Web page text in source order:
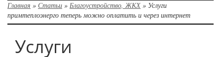
Главная » Статьи » Благоустройство, ЖКХ » Услуги
примтеплоэнерго теперь можно оплатить и через интернет
Услуги